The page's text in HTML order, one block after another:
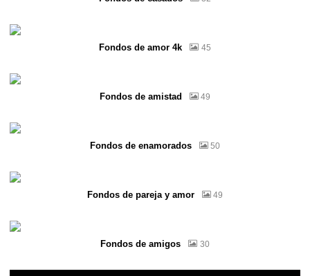
Fondos de amor 4k 45
Fondos de amistad 49
Fondos de enamorados 50
Fondos de pareja y amor 49
Fondos de amigos 30